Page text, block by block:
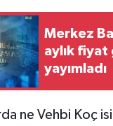
Merkez
aylık
yayımladı
ne Vehbi Koç